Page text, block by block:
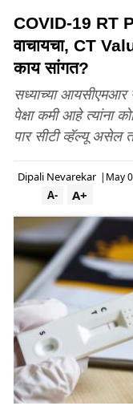
COVID-19 RT
वाचायचा, CT
काय सांगत?
सध्याच्या आयसीएमआर
पेक्षा कमी आहे त्यांना
पार सीटी व्हॅल्यू असेल
Dipali Nevarekar | May
A+
A-